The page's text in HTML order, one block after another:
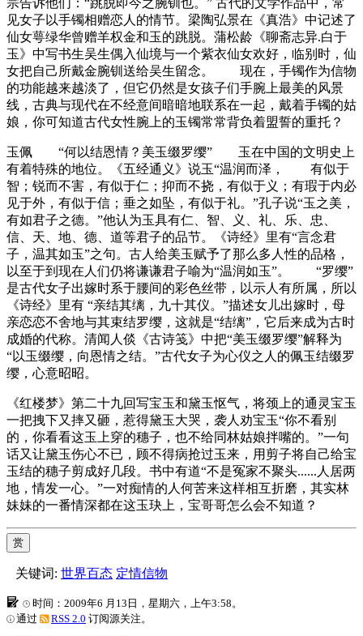
见女子以手镯相赠恋人的情节。梁陶弘景在《真浩》中记述了
仙女萼绿华曾赠羊权金和玉的跳脱。蒲松龄《聊斋志异.白于
玉》中写书生吴生偶入仙境与一个紫衣仙女欢好，临别时，仙
女把自己所戴金腕钏送给吴生留念。 现在，手镯作为信物
的功能越来越淡了，但它仍然是女孩子们手腕上最美的风景
线，古典与现代在不经意间暗暗地联系在一起，戴着手镯的姑
娘，你可知道古代女性腕上的玉镯常常背负着盟誓的重托？
玉佩 “何以结恩情？美玉缀罗缨” 玉在中国的文明史上
有着特殊的地位。《五经通义》说玉“温润而泽， 有似于
智；锐而不害，有似于仁；抑而不挠，有似于义；有瑕于内必
见于外，有似于信；垂之如坠，有似于礼。”孔子说“玉之美，
有如君子之德。”他认为玉具有仁、智、义、礼、乐、忠、
信、天、地、德、道等君子的品节。《诗经》里有“言念君
子，温其如玉”之句。古人给美玉赋予了那么多人性的品格，
以至于到现在人们仍将谦谦君子喻为“温润如玉”。 “罗缨”
是古代女子出嫁时系于腰间的彩色丝带，以示人有所属，所以
《诗经》里有 “亲结其缡，九十其仪。”描述女儿出嫁时，母
亲恋恋不舍地与其束结罗缨，这就是“结缡”，它后来成为古时
成婚的代称。清闻人倓《古诗笺》中把“美玉缀罗缨”解释为
“以玉缀缨，向恩情之结。”古代女子为心仪之人的佩玉结缀罗
缨，心意昭昭。
《红楼梦》第二十九回写宝玉和黛玉怄气，将颈上的通灵宝玉
一把拽下又摔又砸，惹得黛玉大哭，袭人劝宝玉“你不看别
的，你看看这玉上穿的穗子，也不给同林姑娘拌嘴的。”一句
话又让黛玉伤心不已，顾不得病抢过玉来，用剪子将自己给宝
玉结的穗子剪成好几段。书中有道“不是冤家不聚头......人居两
地，情发一心。”一对痴情的人何苦来这样相互折磨，其实林
妹妹的一番情深都在这玉玦上，宝哥哥怎么会不知道？
赏
关键词: 世界百态 定情信物
时间：2009年6 月13日，星期六，上午3:58。
通过
RSS 2.0 订阅源关注。